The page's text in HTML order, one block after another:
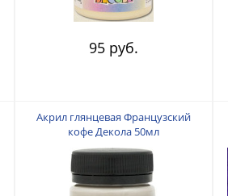
95 руб.
Акрил глянцевая Французский
кофе Декола 50мл